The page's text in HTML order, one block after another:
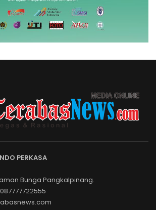
PERKASA
Bunga Pangkalpinang.